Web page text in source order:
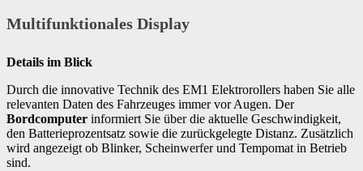
Multifunktionales Display
Details im Blick
Durch die innovative Technik des EM1 Elektrorollers haben Sie alle
relevanten Daten des Fahrzeuges immer vor Augen. Der
Bordcomputer informiert Sie über die aktuelle Geschwindigkeit,
den Batterieprozentsatz sowie die zurückgelegte Distanz. Zusätzlich
wird angezeigt ob Blinker, Scheinwerfer und Tempomat in Betrieb
sind.